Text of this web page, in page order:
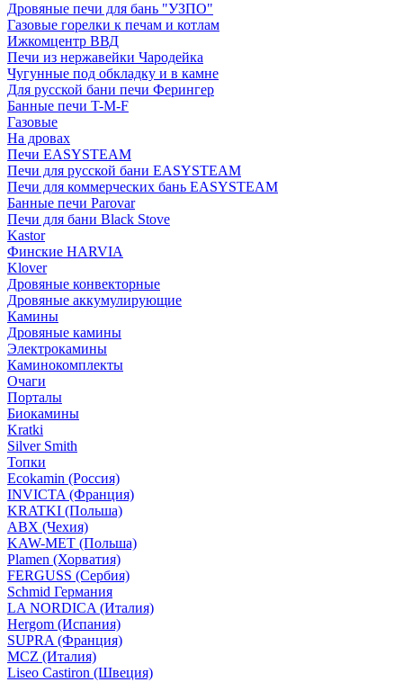
Дровяные печи для бань "УЗПО"
Газовые горелки к печам и котлам
Ижкомцентр ВВД
Печи из нержавейки Чародейка
Чугунные под обкладку и в камне
Для русской бани печи Ферингер
Банные печи T-M-F
Газовые
На дровах
Печи EASYSTEAM
Печи для русской бани EASYSTEAM
Печи для коммерческих бань EASYSTEAM
Банные печи Parovar
Печи для бани Black Stove
Kastor
Финские HARVIA
Klover
Дровяные конвекторные
Дровяные аккумулирующие
Камины
Дровяные камины
Электрокамины
Каминокомплекты
Очаги
Порталы
Биокамины
Kratki
Silver Smith
Топки
Ecokamin (Россия)
INVICTA (Франция)
KRATKI (Польша)
ABX (Чехия)
KAW-MET (Польша)
Plamen (Хорватия)
FERGUSS (Сербия)
Schmid Германия
LA NORDICA (Италия)
Hergom (Испания)
SUPRA (Франция)
MCZ (Италия)
Liseo Castiron (Швеция)